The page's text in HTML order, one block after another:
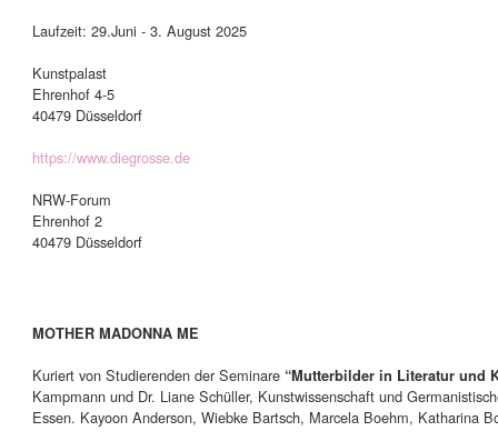
Laufzeit: 29.Juni - 3. August 2025
Kunstpalast
Ehrenhof 4-5
40479 Düsseldorf
https://www.diegrosse.de
NRW-Forum
Ehrenhof 2
40479 Düsseldorf
MOTHER MADONNA ME
Kuriert von Studierenden der Seminare “Mutterbilder in Literatur und
Kampmann und Dr. Liane Schüller, Kunstwissenschaft und
Essen. Kayoon Anderson, Wiebke Bartsch, Marcela Boehm, Katharina